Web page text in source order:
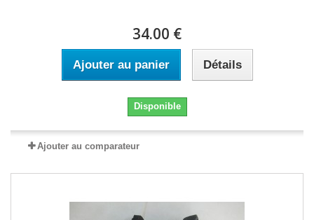
34.00 €
Ajouter au panier Détails
Disponible
Ajouter au comparateur